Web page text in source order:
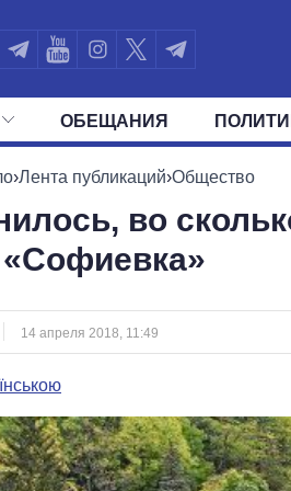
ОБЕЩАНИЯ
ВСЕ ПОЛИТИКИ ПРЕЗИДЕНТ И
›Лента публикаций›Общество
во
«Софиевка»
14 апреля 2018, 11:49